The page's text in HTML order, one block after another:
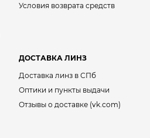
Условия возврата средств
ДОСТАВКА ЛИНЗ
Доставка линз в СПб
Оптики и пункты выдачи
Отзывы о доставке (vk.com)